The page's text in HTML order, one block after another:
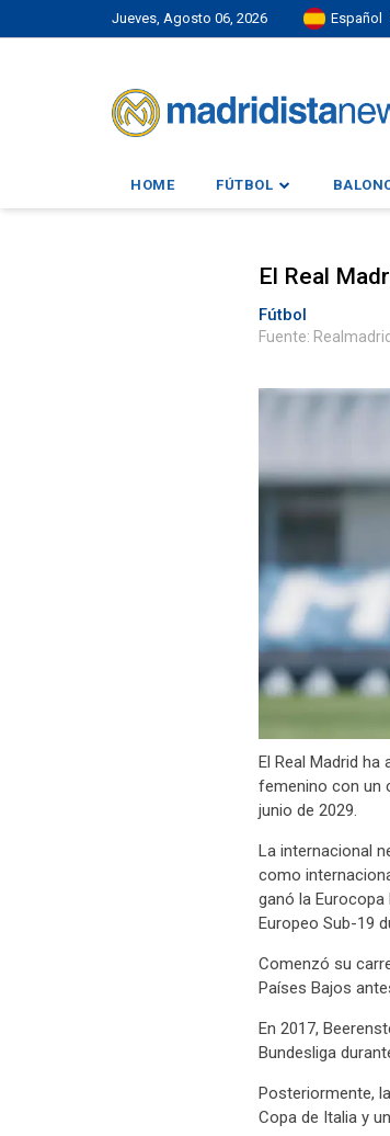
Jueves, Agosto 06, 2026 Español
HOME FÚTBOL
El Real
Fútbol
Fuente:
El Real Madrid ha
femenino con un
junio de 2029.
La internacional
como
ganó la Eurocopa
Europeo Sub-19
Comenzó su
Países Bajos
En 2017,
Bundesliga
Posteriormente,
Copa de Italia y